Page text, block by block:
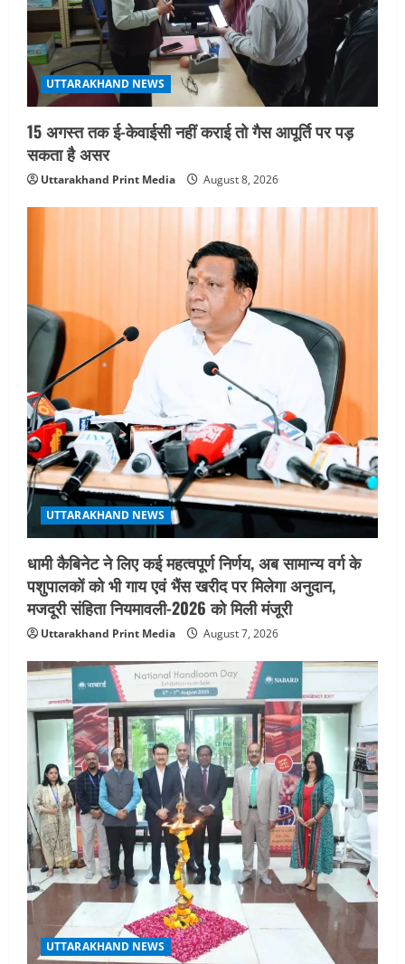
4
जिलाधिकारी/जिला निर्वाचन अधिकारी ने
सहसपुर विधानसभा क्षेत्र के पोलिंग बूथों का
निरीक्षण कर एसआईआर आपत्ति निस्तारण
शिविर की व्यवस्थाओं का लिया जायजा
August 6, 2026
UTTARAKHAND NEWS
चयन : रेखा आर्या
UTTARAKHAND NEWS
15 अगस्त तक ई-केवाईसी नहीं कराई तो गैस आपूर्ति पर पड़
सकता है असर
Uttarakhand Print Media August 8, 2026
UTTARAKHAND NEWS
धामी कैबिनेट ने लिए कई महत्वपूर्ण निर्णय, अब सामान्य वर्ग के
पशुपालकों को भी गाय एवं भैंस खरीद पर मिलेगा अनुदान,
मजदूरी संहिता नियमावली-2026 को मिली मंजूरी
Uttarakhand Print Media August 7, 2026
UTTARAKHAND NEWS